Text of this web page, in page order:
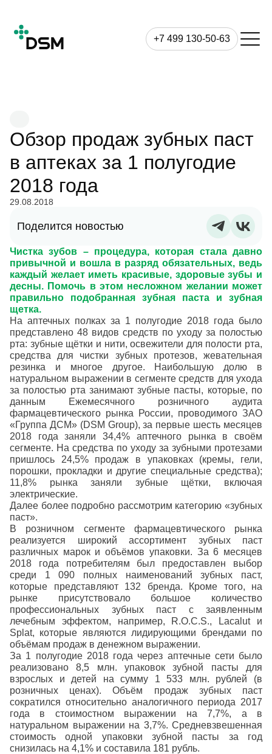
+7 499 130-50-63
Обзор продаж зубных паст
в аптеках за 1 полугодие
2018 года
29.08.2018
Поделится новостью
Чистка зубов – процедура, которая стала давно
привычной и вошла в разряд обязательных, ведь
каждый желает иметь красивые, здоровые зубы и
десны. Помочь в этом несложном желании может
правильно подобранная зубная паста и зубная
щетка.
На аптечных полках за 1 полугодие 2018 года было
представлено 48 видов средств по уходу за полостью
рта: зубные щётки и нити, освежители для полости рта,
средства для чистки зубных протезов, жевательная
резинка и многое другое. Наибольшую долю в
натуральном выражении в сегменте средств для ухода
за полостью рта занимают зубные пасты, которые, по
данным Ежемесячного розничного аудита
фармацевтического рынка России, проводимого ЗАО
«Группа ДСМ» (DSM Group), за первые шесть месяцев
2018 года заняли 34,4% аптечного рынка в своём
сегменте. На средства по уходу за зубными протезами
пришлось 24,5% продаж в упаковках (кремы, гели,
порошки, прокладки и другие специальные средства);
11,8% рынка заняли зубные щётки, включая
электрические.
Далее более подробно рассмотрим категорию «зубных
паст».
В розничном сегменте фармацевтического рынка
реализуется широкий ассортимент зубных паст
различных марок и объёмов упаковки. За 6 месяцев
2018 года потребителям был предоставлен выбор
среди 1 090 полных наименований зубных паст,
которые представляют 132 бренда. Кроме того, на
рынке присутствовало большое количество
профессиональных зубных паст с заявленным
лечебным эффектом, например, R.O.C.S., Lacalut и
Splat, которые являются лидирующими брендами по
объёмам продаж в денежном выражении.
За 1 полугодие 2018 года через аптечные сети было
реализовано 8,5 млн. упаковок зубной пасты для
взрослых и детей на сумму 1 533 млн. рублей (в
розничных ценах). Объём продаж зубных паст
сократился относительно аналогичного периода 2017
года в стоимостном выражении на 7,7%, а в
натуральном выражении на 3,7%. Средневзвешенная
стоимость одной упаковки зубной пасты за год
снизилась на 4,1% и составила 181 рубль.